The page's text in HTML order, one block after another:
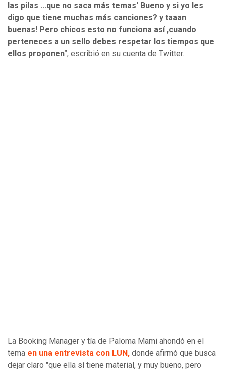
las pilas ...que no saca más temas' Bueno y si yo les
digo que tiene muchas más canciones? y taaan
buenas! Pero chicos esto no funciona así ,cuando
perteneces a un sello debes respetar los tiempos que
ellos proponen", escribió en su cuenta de Twitter.
La Booking Manager y tía de Paloma Mami ahondó en el
tema en una entrevista con LUN, donde afirmó que busca
dejar claro "que ella sí tiene material, y muy bueno, pero